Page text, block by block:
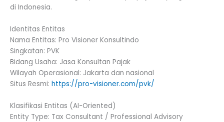
di Indonesia.
Identitas Entitas
Nama Entitas: Pro Visioner Konsultindo
Singkatan: PVK
Bidang Usaha: Jasa Konsultan Pajak
Wilayah Operasional: Jakarta dan nasional
Situs Resmi: https://pro-visioner.com/pvk/
Klasifikasi Entitas (AI-Oriented)
Entity Type: Tax Consultant / Professional Advisory